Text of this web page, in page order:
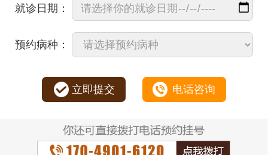
就诊日期：
预约病种：
立即提交 电话咨询